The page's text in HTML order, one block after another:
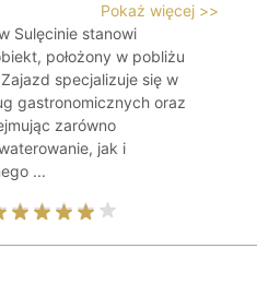
Pokaż więcej >>
Sulęcinie stanowi
położony w pobliżu
specjalizuje się w
gastronomicznych oraz
zarówno
jak i
...